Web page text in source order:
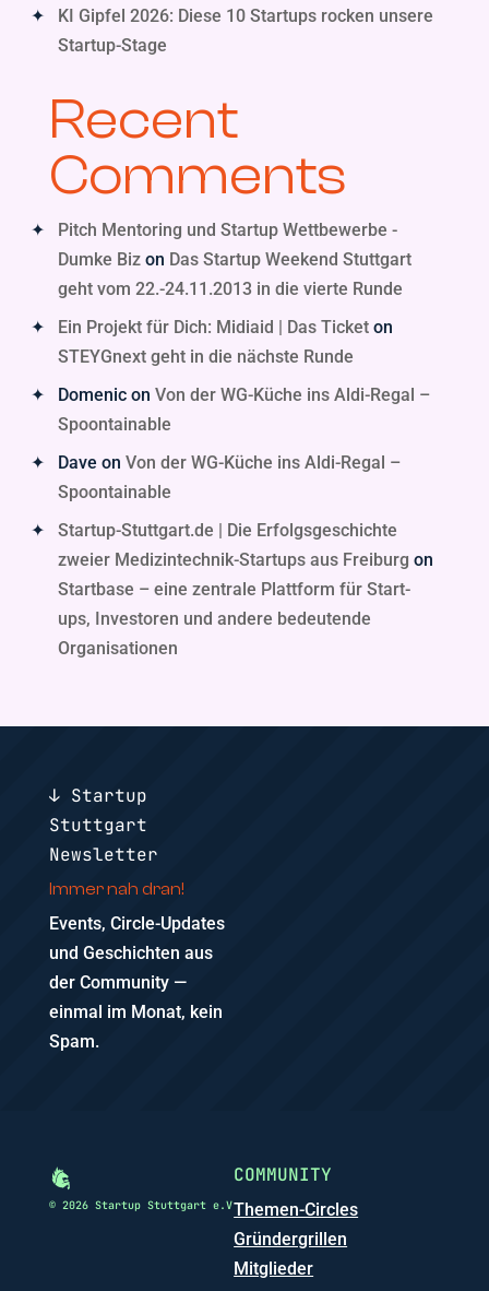
KI Gipfel 2026: Diese 10 Startups rocken unsere
Startup-Stage
Recent
Comments
Pitch Mentoring und Startup Wettbewerbe -
Dumke Bizon Das Startup Weekend Stuttgart
geht vom 22.-24.11.2013 in die vierte Runde
Ein Projekt für Dich: Midiaid | Das Ticketon
STEYGnext geht in die nächste Runde
Domenicon Von der WG-Küche ins Aldi-Regal –
Spoontainable
Dave on Von der WG-Küche ins Aldi-Regal –
Spoontainable
Startup-Stuttgart.de | Die Erfolgsgeschichte
zweier Medizintechnik-Startups aus Freiburg on
Startbase – eine zentrale Plattform für Start-
ups, Investoren und andere bedeutende
Organisationen
↓ Startup
Stuttgart
Newsletter
Immer nah dran!
Events, Circle-Updates
und Geschichten aus
der Community —
einmal im Monat, kein
Spam.
© 2026 Startup Stuttgart e.V
COMMUNITY
Themen-Circles
Gründergrillen
Mitglieder